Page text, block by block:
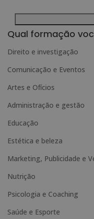
contactando-nos para o
Para mais informações, consulte
Deseja receber informação
A
l
e
r
n
i
v
e
Qual formação
Direito e investigação
Comunicação e Eventos
Artes e Ofícios
Administração e gestão
Educação
Estética e beleza
Marketing, Publicidade e
Nutrição
Psicologia e Coaching
Saúde e Esporte